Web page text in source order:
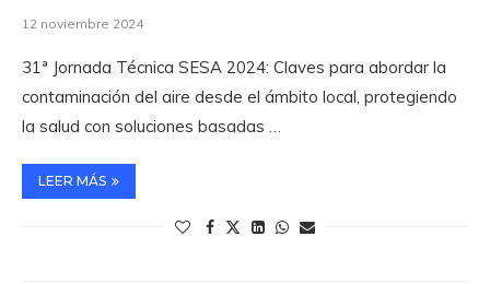
12 noviembre 2024
31ª Jornada Técnica SESA 2024: Claves para abordar la
contaminación del aire desde el ámbito local, protegiendo
la salud con soluciones basadas …
LEER MÁS